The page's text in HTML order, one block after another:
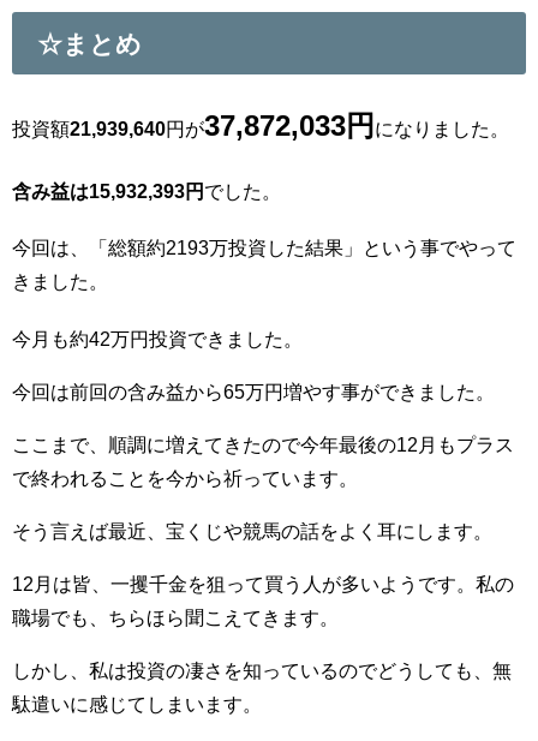
☆まとめ
投資額21,939,640円が37,872,033 円 になりました。
含み益は15,932,393円 でした。
今回は、「総額約2193万投資した結果」という事でやって
きました。
今月も約42万円投資できました。
今回は前回の含み益から65万円増やす事ができました。
ここまで、順調に増えてきたので今年最後の12月もプラス
で終われることを今から祈っています。
そう言えば最近、宝くじや競馬の話をよく耳にします。
12月は皆、一攫千金を狙って買う人が多いようです。私の
職場でも、ちらほら聞こえてきます。
しかし、私は投資の凄さを知っているのでどうしても、無
駄遣いに感じてしまいます。